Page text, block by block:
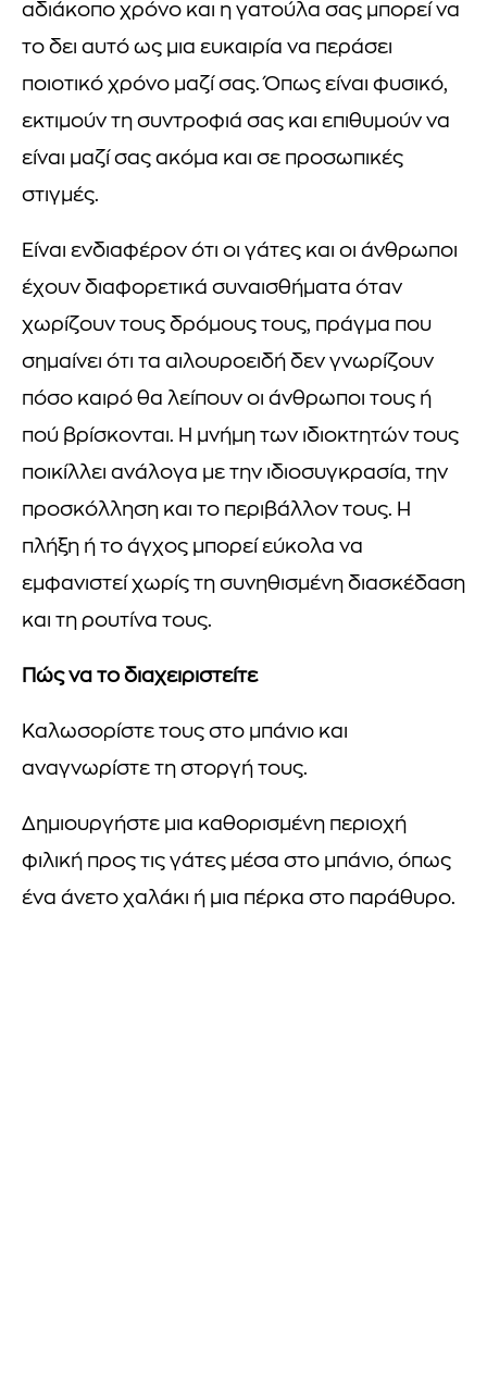
αδιάκοπο χρόνο και η γατούλα σας μπορεί να
το δει αυτό ως μια ευκαιρία να περάσει
ποιοτικό χρόνο μαζί σας. Όπως είναι φυσικό,
εκτιμούν τη συντροφιά σας και επιθυμούν να
είναι μαζί σας ακόμα και σε προσωπικές
στιγμές.
Είναι ενδιαφέρον ότι οι γάτες και οι άνθρωποι
έχουν διαφορετικά συναισθήματα όταν
χωρίζουν τους δρόμους τους, πράγμα που
σημαίνει ότι τα αιλουροειδή δεν γνωρίζουν
πόσο καιρό θα λείπουν οι άνθρωποι τους ή
πού βρίσκονται. Η μνήμη των ιδιοκτητών τους
ποικίλλει ανάλογα με την ιδιοσυγκρασία, την
προσκόλληση και το περιβάλλον τους. Η
πλήξη ή το άγχος μπορεί εύκολα να
εμφανιστεί χωρίς τη συνηθισμένη διασκέδαση
και τη ρουτίνα τους.
Πώς να το διαχειριστείτε
Καλωσορίστε τους στο μπάνιο και
αναγνωρίστε τη στοργή τους.
Δημιουργήστε μια καθορισμένη περιοχή
φιλική προς τις γάτες μέσα στο μπάνιο, όπως
ένα άνετο χαλάκι ή μια πέρκα στο παράθυρο.